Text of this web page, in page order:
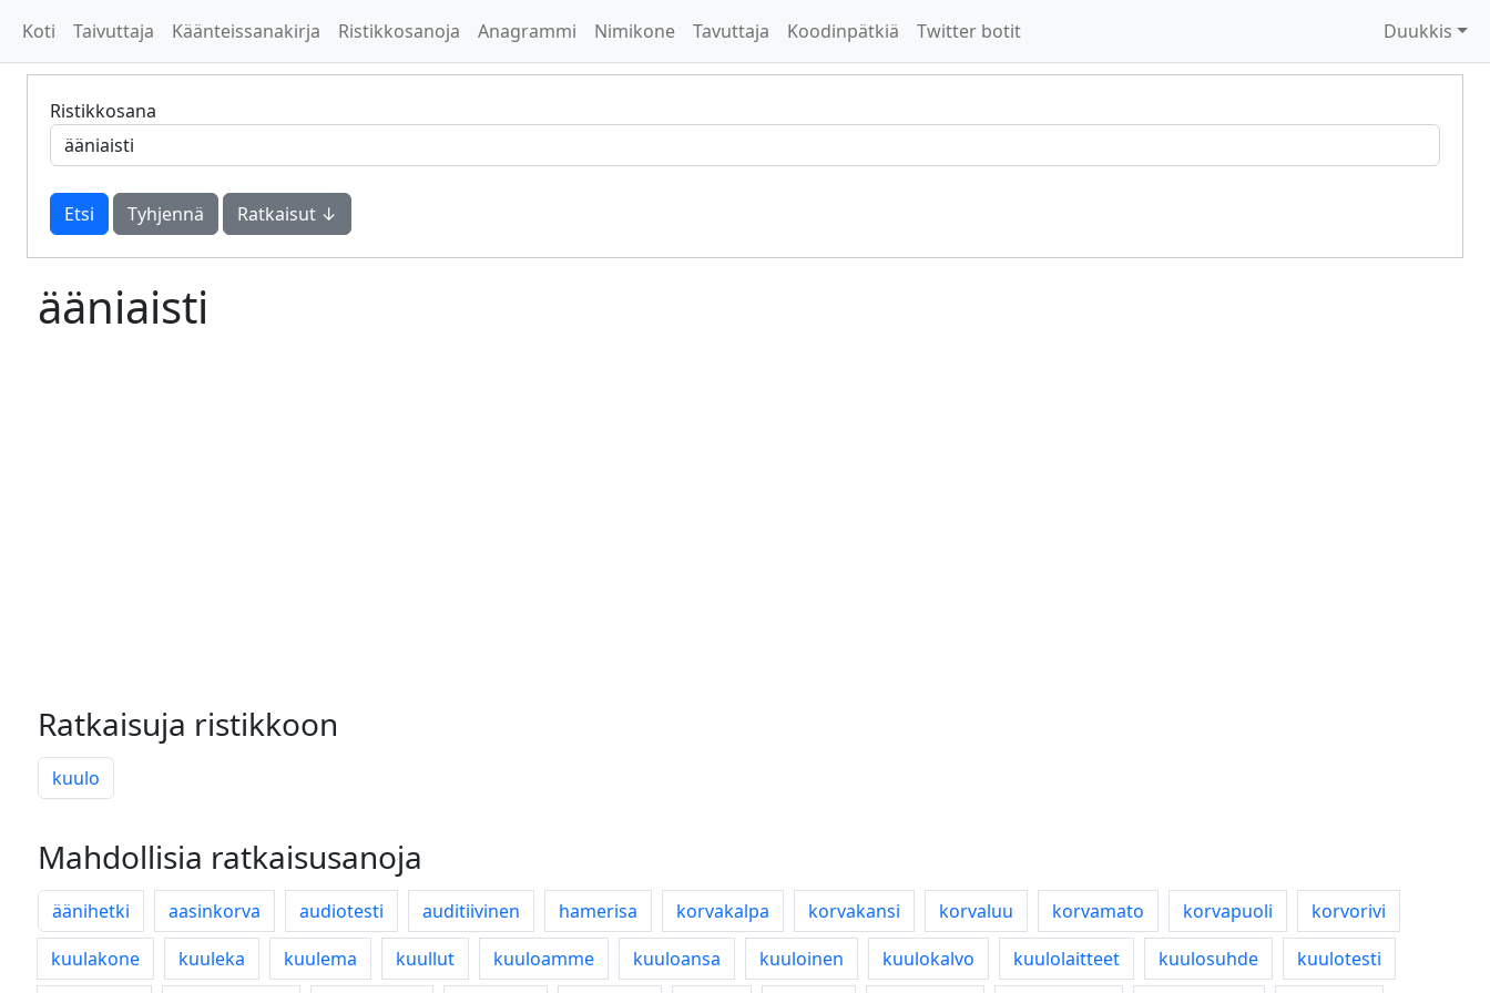
Koti Taivuttaja Käänteissanakirja Ristikkosanoja Anagrammi Nimikone Tavuttaja Koodinpätkiä Twitter botit Duukkis
Ristikkosana
Tyhjennä Ratkaisut ↓
ääniaisti
Ratkaisuja ristikkoon
kuulo
Mahdollisia ratkaisusanoja
äänihetki aasinkorva audiotesti auditiivinen hamerisa korvakalpa korvakansi korvaluu korvamato korvapuoli
korvorivi
kuulakone
kuuleka kuulema kuullut kuuloamme kuuloansa kuuloinen kuulokalvo kuulolaitteet kuulosuhde kuulotesti